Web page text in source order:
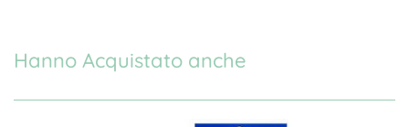
Hanno Acquistato anche